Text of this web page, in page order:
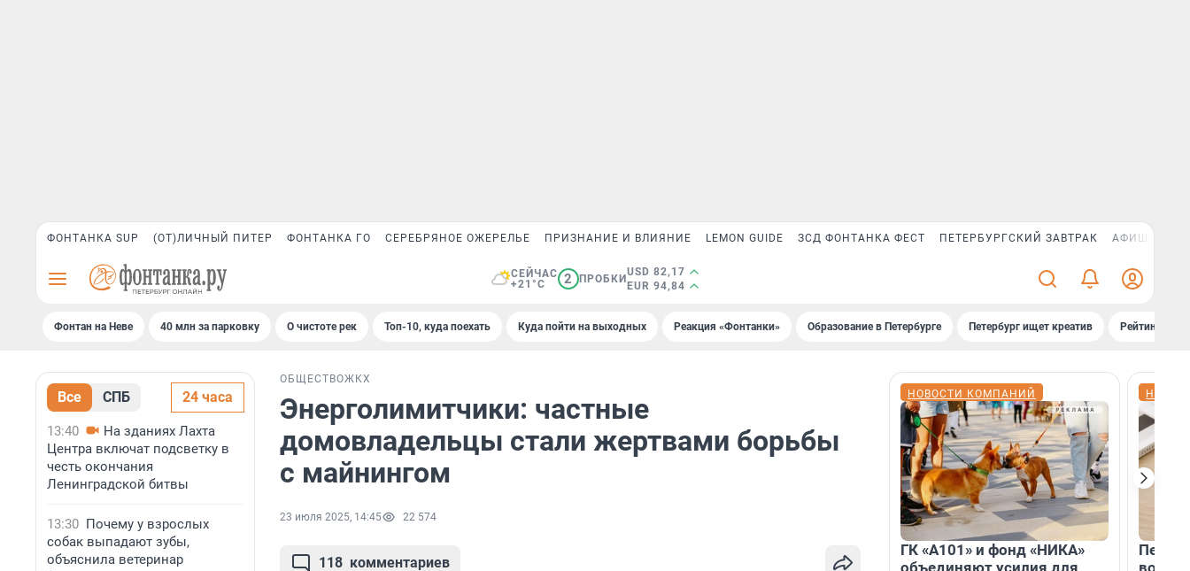
ФОНТАНКА SUP (ОТ)ЛИЧНЫЙ ПИТЕР ФОНТАНКА ГО СЕРЕБРЯНОЕ ОЖЕРЕЛЬЕ ПРИЗНАНИЕ И ВЛИЯНИЕ LEMON GUIDE ЗСД ФОНТАНКА ФЕСТ ПЕТЕРБУРГСКИЙ ЗАВТРАК АФИША PLUS
СЕЙЧАС
+21°C
2 ПРОБКИ
USD 82,17
EUR 94,84
Фонтан на Неве 40 млн за парковку О чистоте рек Топ-10, куда поехать Куда пойти на выходных Реакция «Фонтанки» Образование в Петербурге Петербург ищет креатив Рейтинги
Все СПБ 24 часа
13:40
На зданиях Лахта
Центра включат подсветку в
честь окончания
Ленинградской битвы
13:30 Почему у взрослых
собак выпадают зубы,
объяснила ветеринар
ОБЩЕСТВОЖКХ
Энерголимитчики: частные
домовладельцы стали жертвами борьбы
с майнингом
23 июля 2025, 14:45 22 574
118 комментариев
НОВОСТИ КОМПАНИЙ
ГК «А101» и фонд «НИКА»
объединяют усилия для